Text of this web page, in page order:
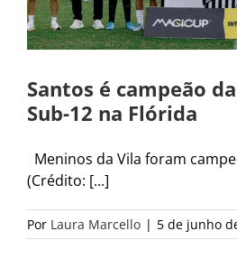
Santos é campeão
Sub-12 na Flórida
Meninos da Vila foram
(Crédito: [...]
Por Laura Marcello | 5 de junho